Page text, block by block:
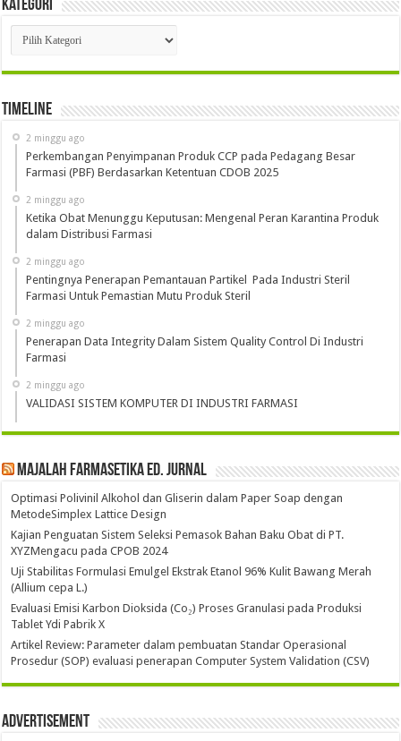
Kategori
Kategori
Timeline
2 minggu ago
Perkembangan Penyimpanan Produk CCP pada Pedagang Besar
Farmasi (PBF) Berdasarkan Ketentuan CDOB 2025
2 minggu ago
Ketika Obat Menunggu Keputusan: Mengenal Peran Karantina Produk
dalam Distribusi Farmasi
2 minggu ago
Pentingnya Penerapan Pemantauan Partikel Pada Industri Steril
Farmasi Untuk Pemastian Mutu Produk Steril
2 minggu ago
Penerapan Data Integrity Dalam Sistem Quality Control Di Industri
Farmasi
2 minggu ago
VALIDASI SISTEM KOMPUTER DI INDUSTRI FARMASI
Majalah Farmasetika Ed. Jurnal
Optimasi Polivinil Alkohol dan Gliserin dalam Paper Soap dengan
MetodeSimplex Lattice Design
Kajian Penguatan Sistem Seleksi Pemasok Bahan Baku Obat di PT.
XYZMengacu pada CPOB 2024
Uji Stabilitas Formulasi Emulgel Ekstrak Etanol 96% Kulit Bawang Merah
(Allium cepa L.)
Evaluasi Emisi Karbon Dioksida (Co₂) Proses Granulasi pada Produksi
Tablet Ydi Pabrik X
Artikel Review: Parameter dalam pembuatan Standar Operasional
Prosedur (SOP) evaluasi penerapan Computer System Validation (CSV)
Advertisement